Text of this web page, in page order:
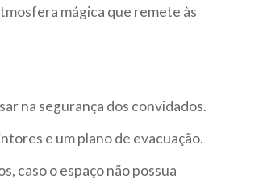
mágica que remete às
na segurança dos convidados.
e um plano de evacuação.
caso o espaço não possua